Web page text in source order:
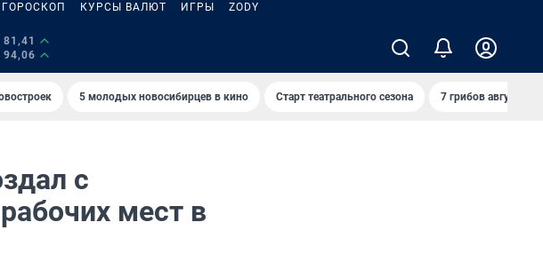
ГОРОСКОП КУРСЫ ВАЛЮТ ИГРЫ ZODY
81,41
94,06
5 молодых новосибирцев в кино Старт театрального сезона 7 грибов августа
с
мест в